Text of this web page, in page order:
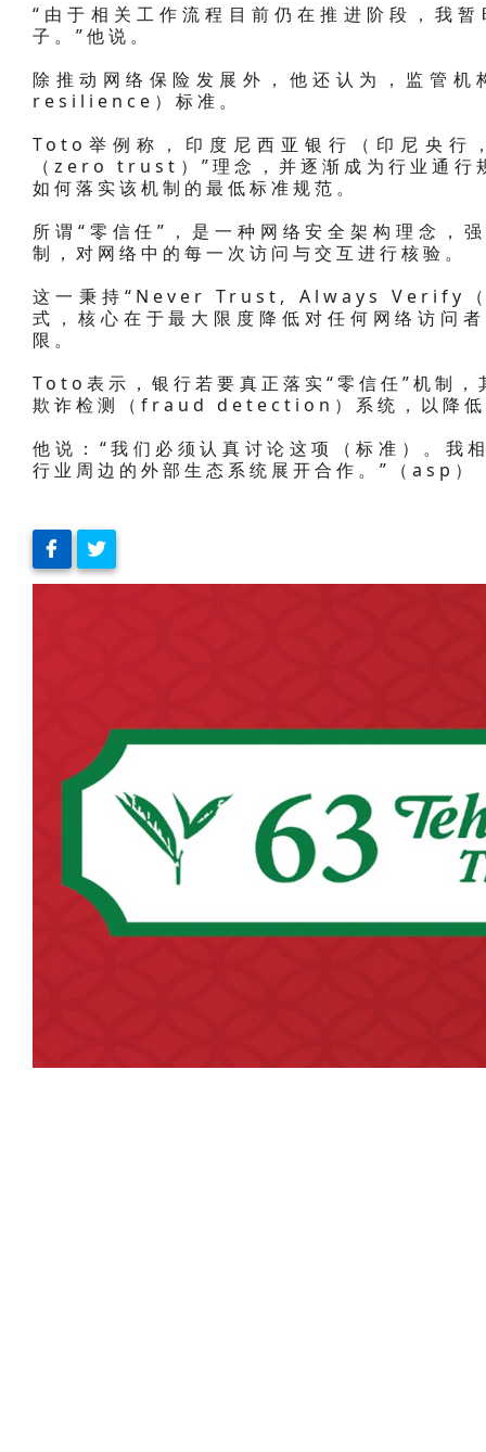
“由于相关工作流程目前仍在推进阶段，我
子。”他说。
除推动网络保险发展外，他还认为，监管
resilience）标准。
Toto举例称，印度尼西亚银行（印尼央行
（zero trust）”理念，并逐渐成为行业通行
如何落实该机制的最低标准规范。
所谓“零信任”，是一种网络安全架构理念，
制，对网络中的每一次访问与交互进行核验。
这一秉持“Never Trust, Always Verify（
式，核心在于最大限度降低对任何网络访问
限。
Toto表示，银行若要真正落实“零信任”机制
欺诈检测（fraud detection）系统，以降低
他说：“我们必须认真讨论这项（标准）。
行业周边的外部生态系统展开合作。”（asp）